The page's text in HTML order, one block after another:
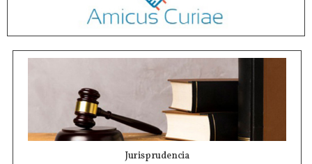
Jurisprudencia